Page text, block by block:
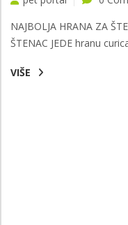
NAJBOLJA HRANA ZA
ŠTENAC JEDE hranu
VIŠE